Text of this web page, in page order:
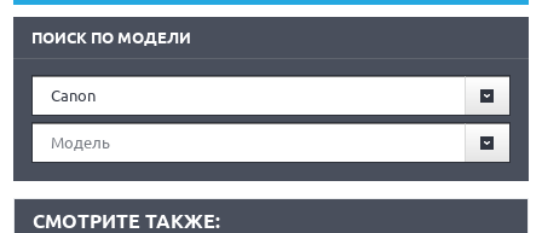
ПОИСК ПО МОДЕЛИ
Canon
Модель
СМОТРИТЕ ТАКЖЕ: